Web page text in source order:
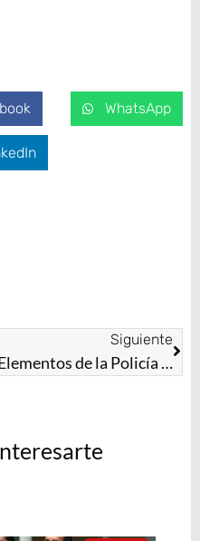
WhatsApp
Siguiente
Elementos de la Policía de Alta Montaña y Agreste: héroes que auxilian a los visitantes del Volcán Xinantécatl